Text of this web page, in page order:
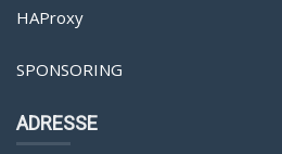
HAProxy
SPONSORING
ADRESSE